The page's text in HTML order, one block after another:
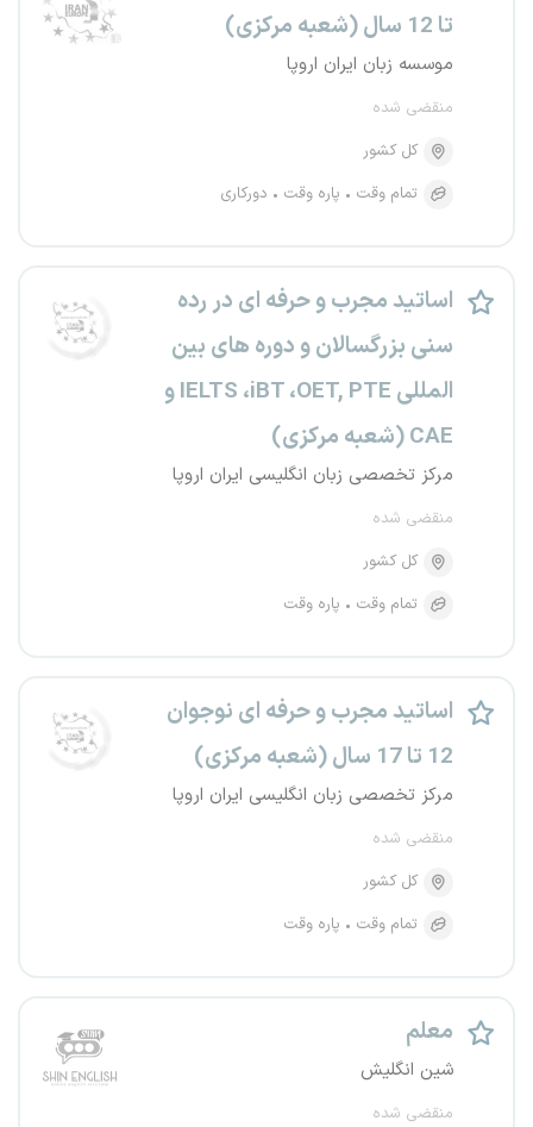
تا 12 سال (شعبه مرکزی)
موسسه زبان ایران اروپا
منقضی شده
کل کشور
تمام وقت
پاره وقت دورکاری
اساتید مجرب و حرفه ای در رده
سنی بزرگسالان و دوره های بین
المللی IELTS ،iBT ،OET, PTE و
CAE (شعبه مرکزی)
مرکز تخصصی زبان انگلیسی ایران اروپا
منقضی شده
کل کشور
تمام وقت
پاره وقت
اساتید مجرب و حرفه ای نوجوان
12 تا 17 سال (شعبه مرکزی)
مرکز تخصصی زبان انگلیسی ایران اروپا
منقضی شده
کل کشور
تمام وقت
پاره وقت
معلم
شین انگلیش
منقضی شده